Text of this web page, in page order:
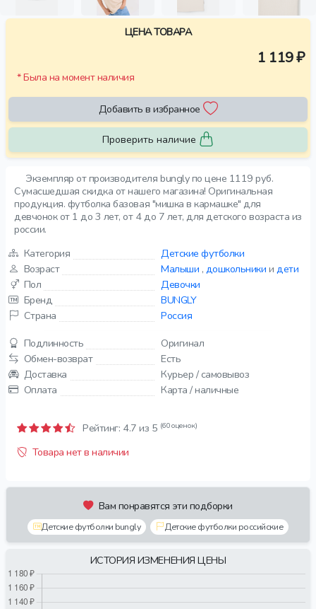
Экземпляр от производителя bungly по цене 1119 руб.
Сумасшедшая скидка от нашего магазина! Оригинальная
продукция. футболка базовая "мишка в кармашке" для
девчонок от 1 до 3 лет, от 4 до 7 лет, для детского возраста из
россии.
Категория
Детские футболки
Возраст
Малыши , дошкольники и дети
Пол
Девочки
Бренд
BUNGLY
Страна
Россия
Подлинность
Оригинал
Обмен-возврат
Есть
Доставка
Курьер / самовывоз
Оплата
Карта / наличные
Рейтинг: 4.7 из 5 (60 оценок)
Товара нет в наличии
Вам понравятся эти подборки
Детские футболки bungly Детские футболки российские
ИСТОРИЯ ИЗМЕНЕНИЯ ЦЕНЫ
ЦЕНА ТОВАРА
1 119 ₽
* Была на момент наличия
Добавить в избранное
Проверить наличие